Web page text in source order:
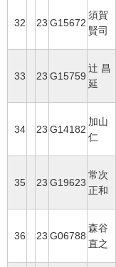
32 23 G15672
須賀
賢司
33 23 G15759
辻 昌
延
34 23 G14182
加山
仁
35 23 G19623
常次
正和
36 23 G06788
森谷
直之